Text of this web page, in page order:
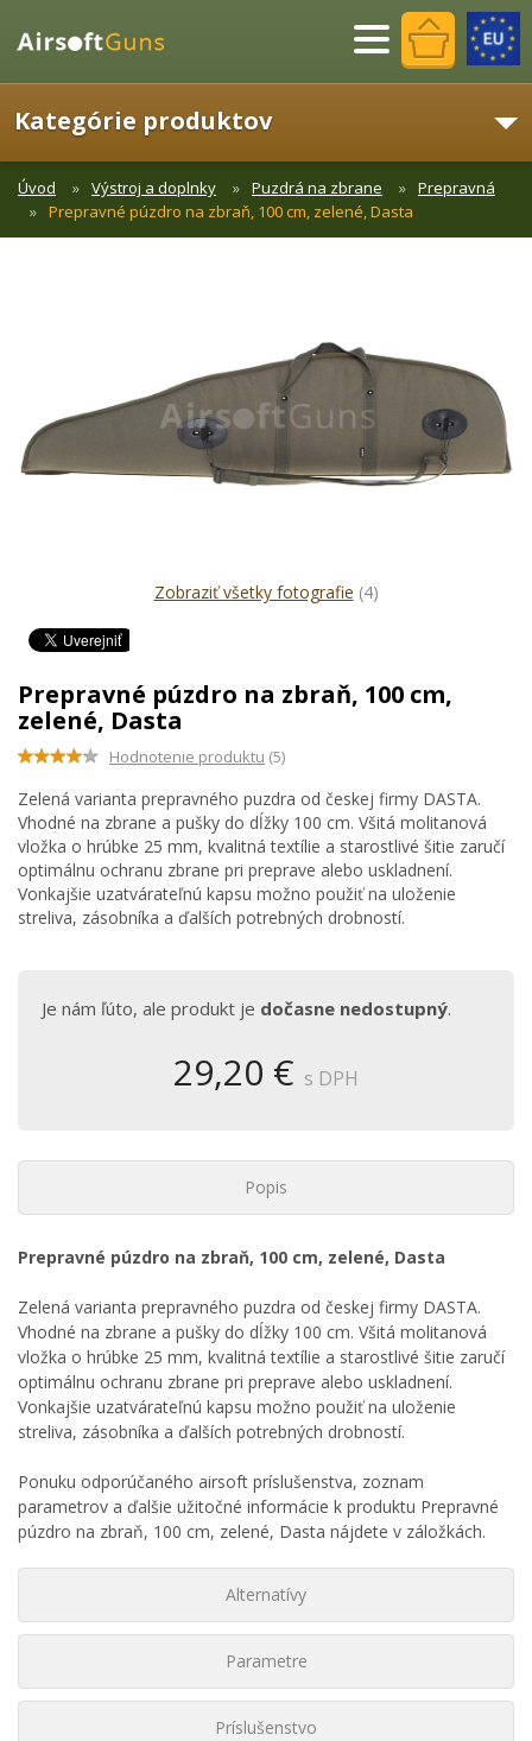
Menu
Kategórie produktov
Úvod Výstroj a doplnky Puzdrá na zbrane
Prepravná
Prepravné púzdro na zbraň, 100 cm, zelené, Dasta
Zobraziť všetky fotografie (4)
Prepravné púzdro na zbraň, 100 cm,
zelené, Dasta
Hodnotenie produktu (5)
Zelená varianta prepravného puzdra od českej firmy DASTA.
Vhodné na zbrane a pušky do dĺžky 100 cm. Všitá molitanová
vložka o hrúbke 25 mm, kvalitná textílie a starostlivé šitie zaručí
optimálnu ochranu zbrane pri preprave alebo uskladnení.
Vonkajšie uzatvárateľnú kapsu možno použiť na uloženie
streliva, zásobníka a ďalších potrebných drobností.
Je nám ľúto, ale produkt je dočasne nedostupný.
29,20 € s DPH
Popis
Prepravné púzdro na zbraň, 100 cm, zelené, Dasta
Zelená varianta prepravného puzdra od českej firmy DASTA.
Vhodné na zbrane a pušky do dĺžky 100 cm. Všitá molitanová
vložka o hrúbke 25 mm, kvalitná textílie a starostlivé šitie zaručí
optimálnu ochranu zbrane pri preprave alebo uskladnení.
Vonkajšie uzatvárateľnú kapsu možno použiť na uloženie
streliva, zásobníka a ďalších potrebných drobností.
Ponuku odporúčaného airsoft príslušenstva, zoznam
parametrov a ďalšie užitočné informácie k produktu Prepravné
púzdro na zbraň, 100 cm, zelené, Dasta nájdete v záložkách.
Alternatívy
Parametre
Príslušenstvo